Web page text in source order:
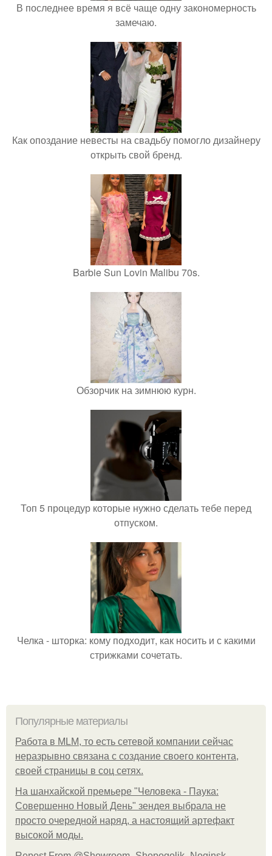
В последнее время я всё чаще одну закономерность
замечаю.
Как опоздание невесты на свадьбу помогло дизайнеру
открыть свой бренд.
Barbie Sun Lovin Malibu 70s.
Обзорчик на зимнюю курн.
Топ 5 процедур которые нужно сделать тебе перед
отпуском.
Челка - шторка: кому подходит, как носить и с какими
стрижками сочетать.
Популярные материалы
Работа в MLM, то есть сетевой компании сейчас
неразрывно связана с создание своего контента,
своей страницы в соц сетях.
На шанхайской премьере "Человека - Паука:
Совершенно Новый День" зендея выбрала не
просто очередной наряд, а настоящий артефакт
высокой моды.